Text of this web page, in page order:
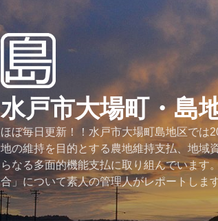
水戸市大場町・島
ほぼ毎日更新！！水戸市大場町島地区では
地の維持を目的とする農地維持支払、地域
らなる多面的機能支払に取り組んでいます
合」について素人の管理人がレポートします